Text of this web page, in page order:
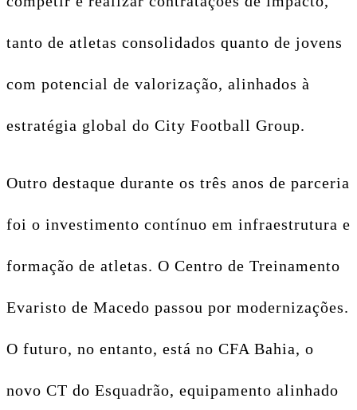
tanto de atletas consolidados quanto de jovens
com potencial de valorização, alinhados à
estratégia global do City Football Group.
Outro destaque durante os três anos de parceria
foi o investimento contínuo em infraestrutura e
formação de atletas. O Centro de Treinamento
Evaristo de Macedo passou por modernizações.
O futuro, no entanto, está no CFA Bahia, o
novo CT do Esquadrão, equipamento alinhado